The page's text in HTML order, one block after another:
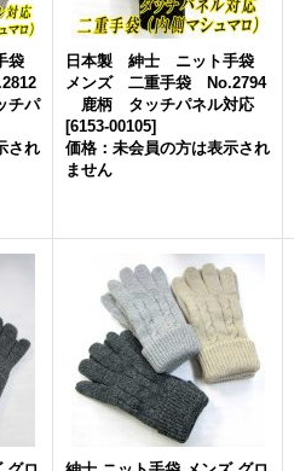
袋
チパ
され
日本製 紳士 ニット手袋
メンズ 二重手袋 No.2794
鹿柄 タッチパネル対応
[6153-00105]
価格：未会員の方は表示され
ません